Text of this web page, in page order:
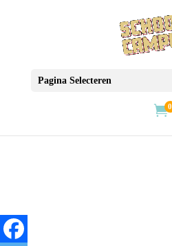
Pagina Selecteren
0